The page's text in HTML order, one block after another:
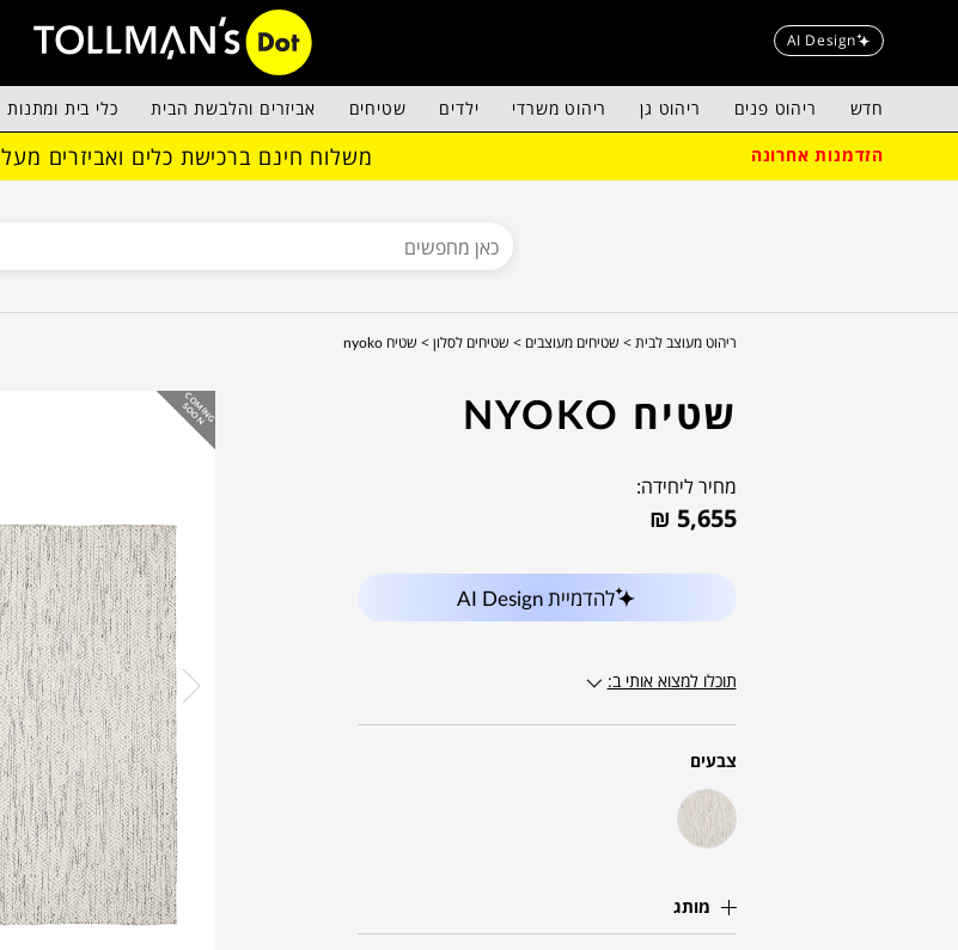
AI Design
חדש ריהוט פנים ריהוט גן ריהוט משרדי ילדים שטיחים אביזרים והלבשת הבית כלי בית ומתנות
הזדמנות אחרונה משלוח חינם ברכישת כלים ואביזרים מעל
ריהוט מעוצב לבית > שטיחים מעוצבים > שטיחים לסלון > שטיח nyoko
שטיח NYOKO
מחיר ליחידה:
₪ 5,655
להדמיית AI Design
תוכלו למצוא אותי ב:
צבעים
מותג
C
O
M
IN
G
S
O
O
N